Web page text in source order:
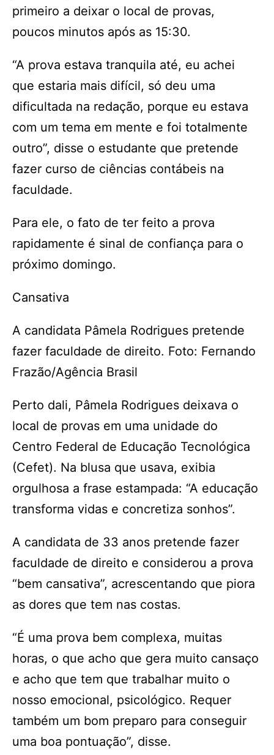
primeiro a deixar o local de provas,
poucos minutos após as 15:30.
“A prova estava tranquila até, eu achei
que estaria mais difícil, só deu uma
dificultada na redação, porque eu estava
com um tema em mente e foi totalmente
outro”, disse o estudante que pretende
fazer curso de ciências contábeis na
faculdade.
Para ele, o fato de ter feito a prova
rapidamente é sinal de confiança para o
próximo domingo.
Cansativa
A candidata Pâmela Rodrigues pretende
fazer faculdade de direito. Foto: Fernando
Frazão/Agência Brasil
Perto dali, Pâmela Rodrigues deixava o
local de provas em uma unidade do
Centro Federal de Educação Tecnológica
(Cefet). Na blusa que usava, exibia
orgulhosa a frase estampada: “A educação
transforma vidas e concretiza sonhos”.
A candidata de 33 anos pretende fazer
faculdade de direito e considerou a prova
“bem cansativa”, acrescentando que piora
as dores que tem nas costas.
“É uma prova bem complexa, muitas
horas, o que acho que gera muito cansaço
e acho que tem que trabalhar muito o
nosso emocional, psicológico. Requer
também um bom preparo para conseguir
uma boa pontuação”, disse.